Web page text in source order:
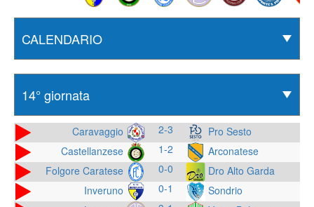
Caravaggio 2-3
Pro Sesto
Castellanzese
1-2
Arconatese
Folgore Caratese
0-0
Dro Alto Garda
Inveruno
0-1
Sondrio